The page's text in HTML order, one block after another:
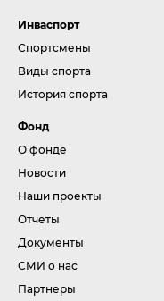
Инваспорт
Спортсмены
Виды спорта
История спорта
Фонд
О фонде
Новости
Наши проекты
Отчеты
Документы
СМИ о нас
Партнеры